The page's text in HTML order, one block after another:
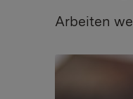
Arbeiten